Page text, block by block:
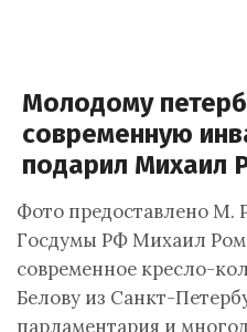
Молодому
современную
подарил Михаил
Фото предоставлено М.
Госдумы РФ Михаил
современное кресло-
Белову из Санкт-
парламентария и